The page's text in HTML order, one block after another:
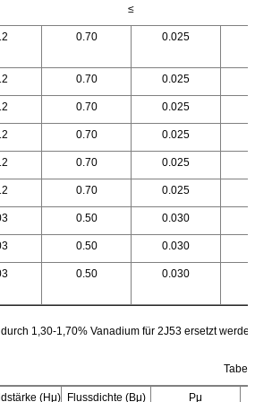
≤
0.70 0.025
0.70 0.025
0.70 0.025
0.70 0.025
0.70 0.025
0.70 0.025
0.50 0.030
0.50 0.030
0.50 0.030
1,30-1,70% Vanadium für 2J53 ersetzt
(Hμ) Flussdichte (Bμ) Pμ